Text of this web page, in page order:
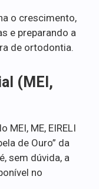
o crescimento,
e preparando a
de ortodontia.
(MEI,
MEI, ME, EIRELI
de Ouro” da
é, sem dúvida, a
no